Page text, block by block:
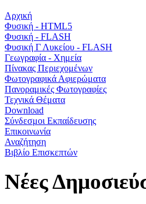
Αρχική
Φυσική - HTML5
Φυσική - FLASH
Φυσική Γ Λυκείου - FLASH
Γεωγραφία - Χημεία
Πίνακας Περιεχομένων
Φωτογραφικά Αφιερώματα
Πανοραμικές Φωτογραφίες
Τεχνικά Θέματα
Download
Σύνδεσμοι Εκπαίδευσης
Επικοινωνία
Αναζήτηση
Βιβλίο Επισκεπτών
Νέες